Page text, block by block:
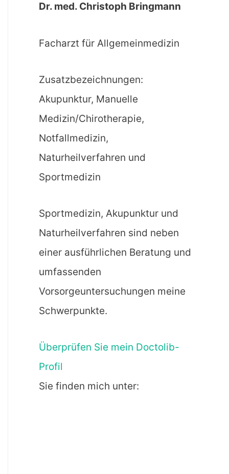
Dr. med. Christoph Bringmann
Facharzt für Allgemeinmedizin
Zusatzbezeichnungen:
Akupunktur, Manuelle
Medizin/Chirotherapie,
Notfallmedizin,
Naturheilverfahren und
Sportmedizin
Sportmedizin, Akupunktur und
Naturheilverfahren sind neben
einer ausführlichen Beratung und
umfassenden
Vorsorgeuntersuchungen meine
Schwerpunkte.
Überprüfen Sie mein Doctolib-
Profil
Sie finden mich unter: